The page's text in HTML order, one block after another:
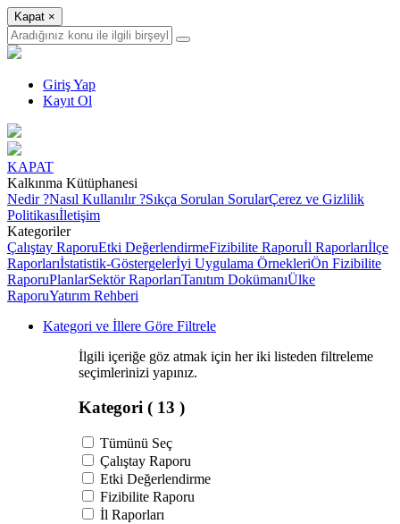
Kapat ×
Giriş Yap
Kayıt Ol
KAPAT
Kalkınma Kütüphanesi
Nedir ?Nasıl Kullanılır ?Sıkça Sorulan SorularÇerez ve Gizlilik
Politikasıİletişim
Kategoriler
Çalıştay RaporuEtki DeğerlendirmeFizibilite Raporuİl Raporlarıİlçe
Raporlarıİstatistik-Göstergelerİyi Uygulama ÖrnekleriÖn Fizibilite
RaporuPlanlarSektör RaporlarıTanıtım DokümanıÜlke
RaporuYatırım Rehberi
Kategori ve İllere Göre Filtrele
İlgili içeriğe göz atmak için her iki listeden filtreleme
seçimlerinizi yapınız.
Kategori ( 13 )
Tümünü Seç
Çalıştay Raporu
Etki Değerlendirme
Fizibilite Raporu
İl Raporları